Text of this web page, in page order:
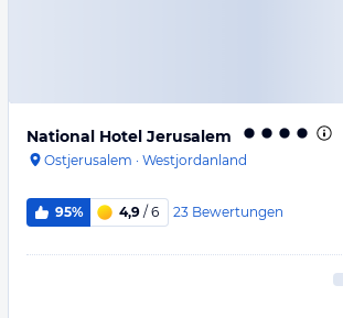
National Hotel Jerusalem
Ostjerusalem · Westjordanland
95% 4,9 / 6 23 Bewertungen